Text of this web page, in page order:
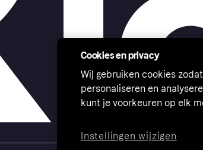
Cookies en privacy
Wij gebruiken cookies
personaliseren en
kunt je voorkeuren op elk
Instellingen wijzigen